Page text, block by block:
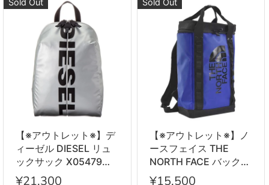
ターラビット柄マルチ
Sold Out
【※アウトレット※】デ
ィーゼル DIESEL リュ
ックサック X05479
P1705 T9002 F-BOLD
¥21,300
Sold Out
【※アウトレット※】ノ
ースフェイス THE
NORTH FACE バックパ
ック リュックサック ザ
¥15,500